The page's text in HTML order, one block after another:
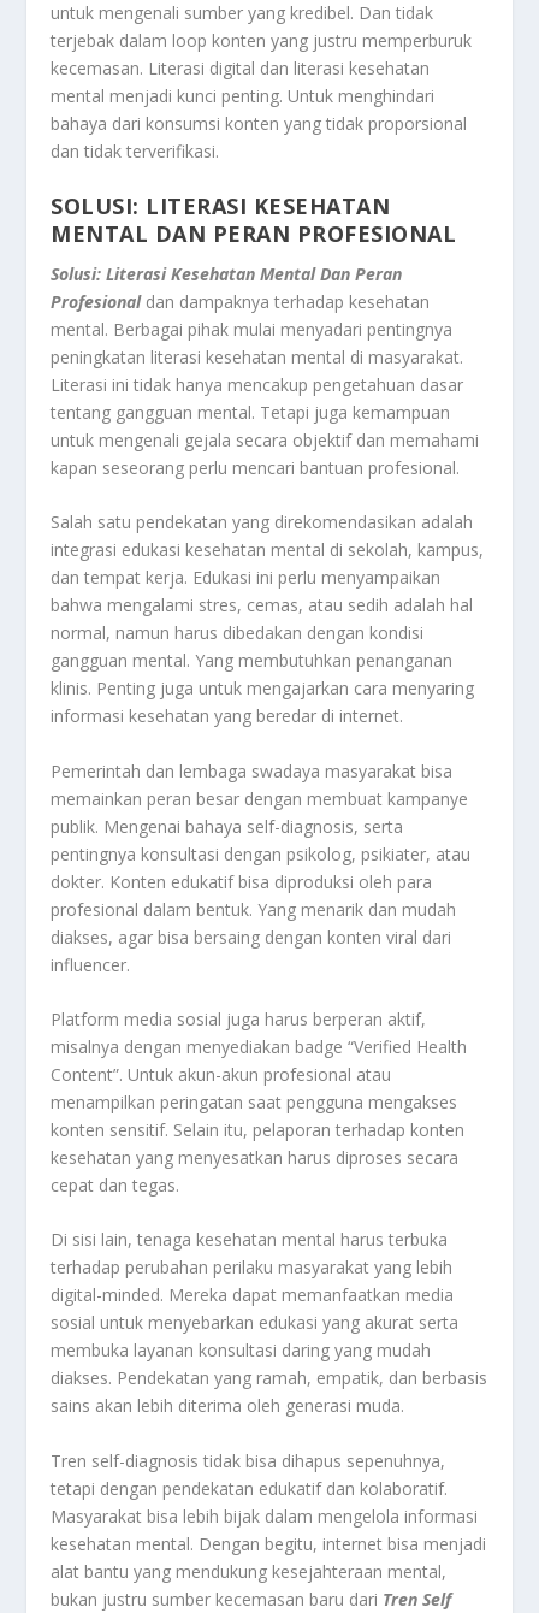
untuk mengenali sumber yang kredibel. Dan tidak
terjebak dalam loop konten yang justru memperburuk
kecemasan. Literasi digital dan literasi kesehatan
mental menjadi kunci penting. Untuk menghindari
bahaya dari konsumsi konten yang tidak proporsional
dan tidak terverifikasi.
SOLUSI: LITERASI KESEHATAN
MENTAL DAN PERAN PROFESIONAL
Solusi: Literasi Kesehatan Mental Dan Peran
Profesional dan dampaknya terhadap kesehatan
mental. Berbagai pihak mulai menyadari pentingnya
peningkatan literasi kesehatan mental di masyarakat.
Literasi ini tidak hanya mencakup pengetahuan dasar
tentang gangguan mental. Tetapi juga kemampuan
untuk mengenali gejala secara objektif dan memahami
kapan seseorang perlu mencari bantuan profesional.
Salah satu pendekatan yang direkomendasikan adalah
integrasi edukasi kesehatan mental di sekolah, kampus,
dan tempat kerja. Edukasi ini perlu menyampaikan
bahwa mengalami stres, cemas, atau sedih adalah hal
normal, namun harus dibedakan dengan kondisi
gangguan mental. Yang membutuhkan penanganan
klinis. Penting juga untuk mengajarkan cara menyaring
informasi kesehatan yang beredar di internet.
Pemerintah dan lembaga swadaya masyarakat bisa
memainkan peran besar dengan membuat kampanye
publik. Mengenai bahaya self-diagnosis, serta
pentingnya konsultasi dengan psikolog, psikiater, atau
dokter. Konten edukatif bisa diproduksi oleh para
profesional dalam bentuk. Yang menarik dan mudah
diakses, agar bisa bersaing dengan konten viral dari
influencer.
Platform media sosial juga harus berperan aktif,
misalnya dengan menyediakan badge “Verified Health
Content”. Untuk akun-akun profesional atau
menampilkan peringatan saat pengguna mengakses
konten sensitif. Selain itu, pelaporan terhadap konten
kesehatan yang menyesatkan harus diproses secara
cepat dan tegas.
Di sisi lain, tenaga kesehatan mental harus terbuka
terhadap perubahan perilaku masyarakat yang lebih
digital-minded. Mereka dapat memanfaatkan media
sosial untuk menyebarkan edukasi yang akurat serta
membuka layanan konsultasi daring yang mudah
diakses. Pendekatan yang ramah, empatik, dan berbasis
sains akan lebih diterima oleh generasi muda.
Tren self-diagnosis tidak bisa dihapus sepenuhnya,
tetapi dengan pendekatan edukatif dan kolaboratif.
Masyarakat bisa lebih bijak dalam mengelola informasi
kesehatan mental. Dengan begitu, internet bisa menjadi
alat bantu yang mendukung kesejahteraan mental,
bukan justru sumber kecemasan baru dari Tren Self